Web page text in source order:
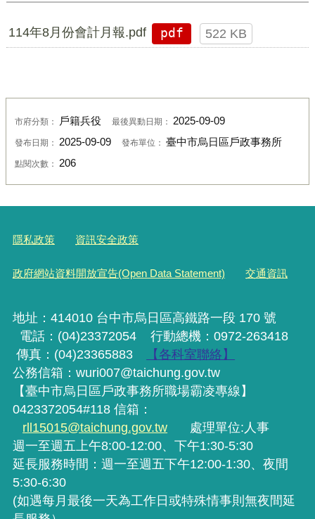
114年8月份會計月報.pdf pdf 522 KB
市府分類： 戶籍兵役 最後異動日期： 2025-09-09
發布日期： 2025-09-09 發布單位： 臺中市烏日區戶政事務所
點閱次數： 206
隱私政策 資訊安全政策
政府網站資料開放宣告(Open Data Statement) 交通資訊
地址：414010 台中市烏日區高鐵路一段 170 號
電話：(04)23372054 行動總機 ：0972-263418
傳真：(04)23365883
【各科室聯絡】
公務信箱：wuri007@taichung.gov.tw
【臺中市烏日區戶政事務所職場霸凌專線】
0423372054#118 信箱：
rll15015@taichung.gov.tw
處理單位:人事
週一至週五上午8:00-12:00、下午1:30-5:30
延長服務時間：週一至週五下午12:00-1:30、夜間
5:30-6:30
(如遇每月最後一天為工作日或特殊情事則無夜間延